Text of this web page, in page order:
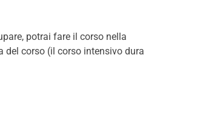
potrai fare il corso nella
del corso (il corso intensivo dura